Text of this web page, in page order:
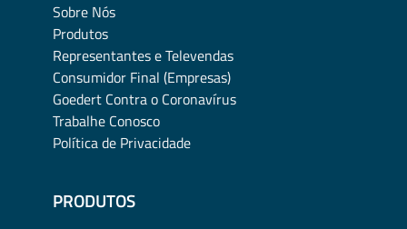
Sobre Nós
Produtos
Representantes e Televendas
Consumidor Final (Empresas)
Goedert Contra o Coronavírus
Trabalhe Conosco
Política de Privacidade
PRODUTOS